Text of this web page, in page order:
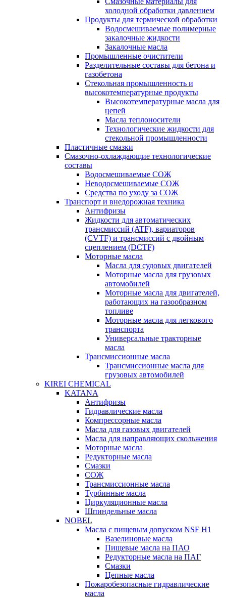
холодной обработки давлением
Продукты для термической обработки
Водосмешиваемые полимерные
закалочные жидкости
Закалочные масла
Промышленные очистители
Разделительные составы для бетона и
газобетона
Стекольная промышленность и
высокотемпературные продукты
Высокотемпературные масла для
цепей
Масла теплоносители
Технологические жидкости для
стекольной промышленности
Пластичные смазки
Смазочно-охлаждающие технологические
составы
Водосмешиваемые СОЖ
Неводосмешиваемые СОЖ
Средства по уходу за СОЖ
Транспорт и внедорожная техника
Антифризы
Жидкости для автоматических
трансмиссий (ATF), вариаторов
(CVTF) и трансмиссий с двойным
сцеплением (DCTF)
Моторные масла
Масла для судовых двигателей
Моторные масла для грузовых
автомобилей
Моторные масла для двигателей,
работающих на газообразном
топливе
Моторные масла для легкового
транспорта
Универсальные тракторные
масла
Трансмиссионные масла
Трансмиссионные масла для
грузовых автомобилей
KIREI CHEMICAL
KATANA
Антифризы
Гидравлические масла
Компрессорные масла
Масла для газовых двигателей
Масла для направляющих скольжения
Моторные масла
Редукторные масла
Смазки
СОЖ
Трансмиссионные масла
Турбинные масла
Циркуляционные масла
Шпиндельные масла
NOBEL
Масла с пищевым допуском NSF H1
Вазелиновые масла
Пищевые масла на ПАО
Редукторные масла на ПАГ
Смазки
Цепные масла
Пожаробезопасные гидравлические
масла